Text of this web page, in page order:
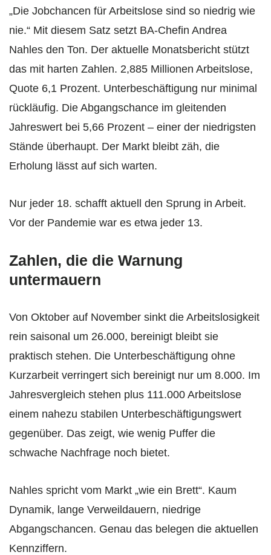
„Die Jobchancen für Arbeitslose sind so niedrig wie
nie.“ Mit diesem Satz setzt BA-Chefin Andrea
Nahles den Ton. Der aktuelle Monatsbericht stützt
das mit harten Zahlen. 2,885 Millionen Arbeitslose,
Quote 6,1 Prozent. Unterbeschäftigung nur minimal
rückläufig. Die Abgangschance im gleitenden
Jahreswert bei 5,66 Prozent – einer der niedrigsten
Stände überhaupt. Der Markt bleibt zäh, die
Erholung lässt auf sich warten.
Nur jeder 18. schafft aktuell den Sprung in Arbeit.
Vor der Pandemie war es etwa jeder 13.
Zahlen, die die Warnung
untermauern
Von Oktober auf November sinkt die Arbeitslosigkeit
rein saisonal um 26.000, bereinigt bleibt sie
praktisch stehen. Die Unterbeschäftigung ohne
Kurzarbeit verringert sich bereinigt nur um 8.000. Im
Jahresvergleich stehen plus 111.000 Arbeitslose
einem nahezu stabilen Unterbeschäftigungswert
gegenüber. Das zeigt, wie wenig Puffer die
schwache Nachfrage noch bietet.
Nahles spricht vom Markt „wie ein Brett“. Kaum
Dynamik, lange Verweildauern, niedrige
Abgangschancen. Genau das belegen die aktuellen
Kennziffern.